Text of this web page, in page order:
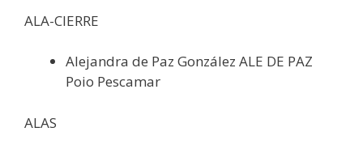
ALA-CIERRE
Alejandra de Paz González ALE DE PAZ
Poio Pescamar
ALAS